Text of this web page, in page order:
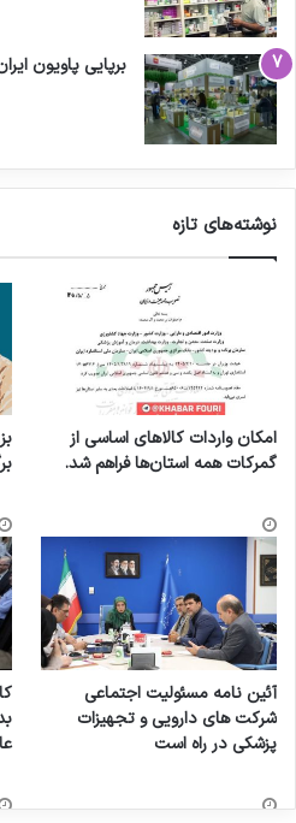
برپایی پاویون
نوشته‌های تازه
امکان واردات کالاهای اساسی از
گمرکات همه استان‌ها فراهم شد.
آئین نامه مسئولیت اجتماعی
شرکت های دارویی و تجهیزات
پزشکی در راه است